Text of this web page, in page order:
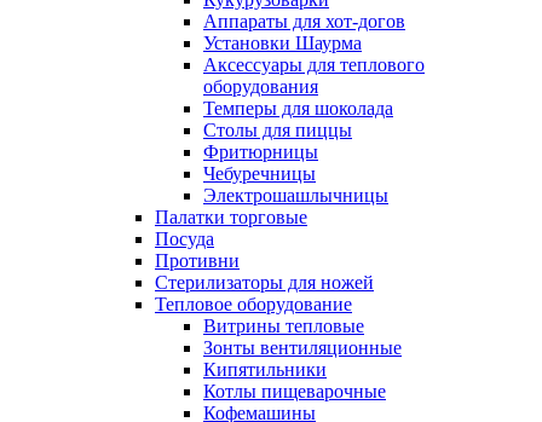
Аппараты для хот-догов
Установки Шаурма
Аксессуары для теплового
оборудования
Темперы для шоколада
Столы для пиццы
Фритюрницы
Чебуречницы
Электрошашлычницы
Палатки торговые
Посуда
Противни
Стерилизаторы для ножей
Тепловое оборудование
Витрины тепловые
Зонты вентиляционные
Кипятильники
Котлы пищеварочные
Кофемашины